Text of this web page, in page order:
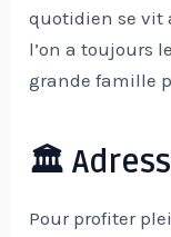
quotidien se vit
l’on a toujours
grande famille
🏛️
Pour profiter